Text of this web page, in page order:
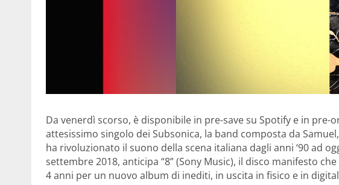
Da venerdì scorso, è disponibile in pre-save su Spotify e in pre-
attesissimo singolo dei Subsonica, la band composta da
ha rivoluzionato il suono della scena italiana dagli anni ‘90 ad
settembre 2018, anticipa “8” (Sony Music), il disco manifesto
4 anni per un nuovo album di inediti, in uscita in fisico e in